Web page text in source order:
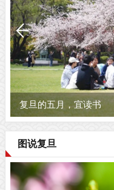
复旦的五月，宜读书
图说复旦